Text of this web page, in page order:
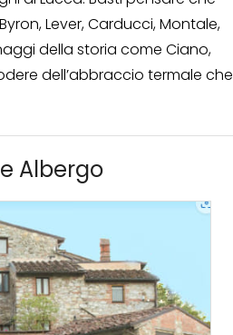
Lever, Carducci, Montale,
della storia come Ciano,
dell’abbraccio termale che
Albergo